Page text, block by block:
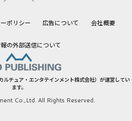
ポリシー 広告について 会社概要
の外部送信について
ルチュア・エンタテインメント株式会社）が運営してい
ます。
Co.,Ltd. All Rights Reserved.